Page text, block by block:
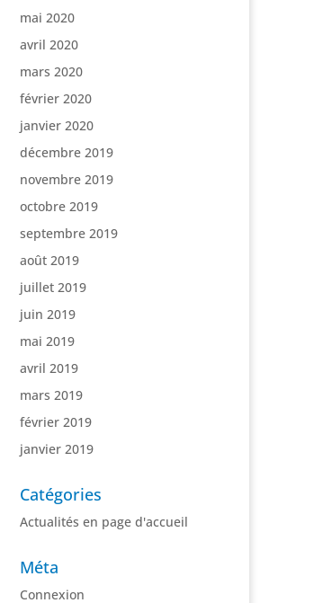
mai 2020
avril 2020
mars 2020
février 2020
janvier 2020
décembre 2019
novembre 2019
octobre 2019
septembre 2019
août 2019
juillet 2019
juin 2019
mai 2019
avril 2019
mars 2019
février 2019
janvier 2019
Catégories
Actualités en page d'accueil
Méta
Connexion